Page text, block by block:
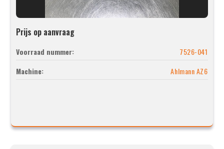
Prijs op aanvraag
Voorraad nummer:
7526-041
Machine:
Ahlmann AZ6